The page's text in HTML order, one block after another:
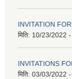
INVITATION
मिति: 10/23/2022
INVITATIONS
मिति: 03/03/2022